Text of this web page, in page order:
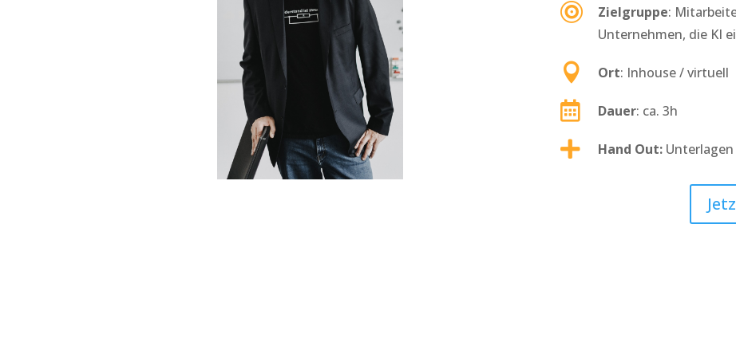
 Zielgruppe:
Unternehmen, die KI
 Ort: Inhouse / virtuell
 Dauer: ca. 3h
 Hand Out: